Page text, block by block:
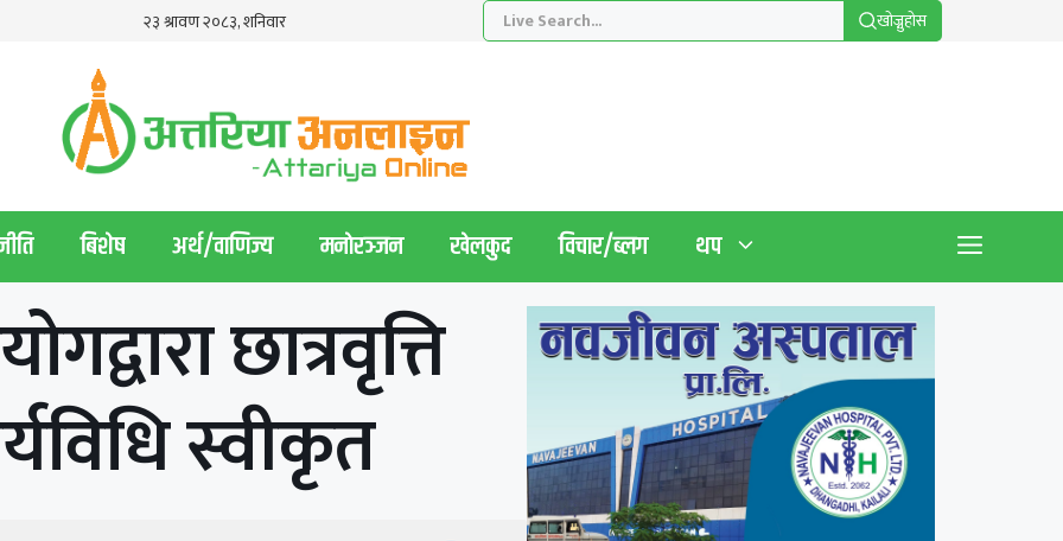
खाेज्नुहाेस
बिशेष अर्थ/वाणिज्य मनाेरञ्जन खेलकुद विचार/ब्लग थप
छात्रवृत्ति
स्वीकृत